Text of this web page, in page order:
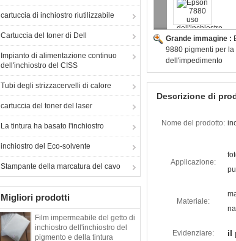
cartuccia di inchiostro riutilizzabile
Cartuccia del toner di Dell
Impianto di alimentazione continuo
dell'inchiostro del CISS
Tubi degli strizzacervelli di calore
cartuccia del toner del laser
La tintura ha basato l'inchiostro
inchiostro del Eco-solvente
Stampante della marcatura del cavo
Migliori prodotti
Film impermeabile del getto di
inchiostro dell'inchiostro del
pigmento e della tintura
Grande immagine :
9880 pigmenti per
dell'impedimento
Descrizione di
Nome del prodotto:
Applicazione:
Materiale:
Evidenziare: il